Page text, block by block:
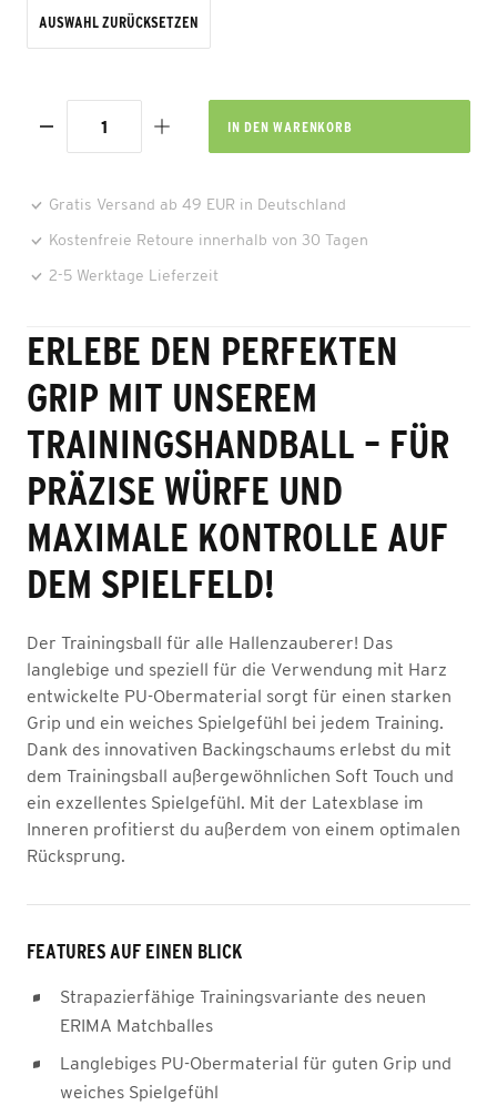
AUSWAHL ZURÜCKSETZEN
IN DEN WARENKORB
Gratis Versand ab 49 EUR in Deutschland
Kostenfreie Retoure innerhalb von 30 Tagen
2-5 Werktage Lieferzeit
ERLEBE DEN PERFEKTEN
GRIP MIT UNSEREM
TRAININGSHANDBALL – FÜR
PRÄZISE WÜRFE UND
MAXIMALE KONTROLLE AUF
DEM SPIELFELD!
Der Trainingsball für alle Hallenzauberer! Das
langlebige und speziell für die Verwendung mit Harz
entwickelte PU-Obermaterial sorgt für einen starken
Grip und ein weiches Spielgefühl bei jedem Training.
Dank des innovativen Backingschaums erlebst du mit
dem Trainingsball außergewöhnlichen Soft Touch und
ein exzellentes Spielgefühl. Mit der Latexblase im
Inneren profitierst du außerdem von einem optimalen
Rücksprung.
FEATURES AUF EINEN BLICK
Strapazierfähige Trainingsvariante des neuen
ERIMA Matchballes
Langlebiges PU-Obermaterial für guten Grip und
weiches Spielgefühl